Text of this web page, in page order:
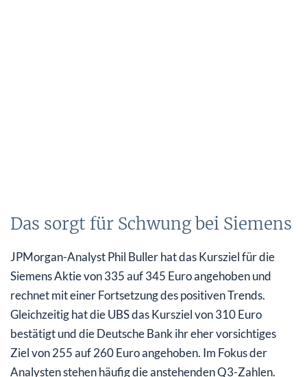
Das sorgt für Schwung bei Siemens
JPMorgan-Analyst Phil Buller hat das Kursziel für die
Siemens Aktie von 335 auf 345 Euro angehoben und
rechnet mit einer Fortsetzung des positiven Trends.
Gleichzeitig hat die UBS das Kursziel von 310 Euro
bestätigt und die Deutsche Bank ihr eher vorsichtiges
Ziel von 255 auf 260 Euro angehoben. Im Fokus der
Analysten stehen häufig die anstehenden Q3-Zahlen.